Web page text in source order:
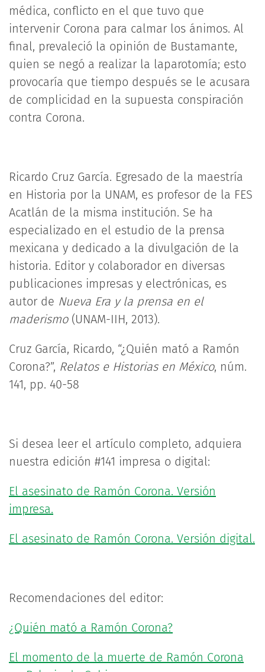
médica, conflicto en el que tuvo que
intervenir Corona para calmar los ánimos. Al
final, prevaleció la opinión de Bustamante,
quien se negó a realizar la laparotomía; esto
provocaría que tiempo después se le acusara
de complicidad en la supuesta conspiración
contra Corona.
Ricardo Cruz García. Egresado de la maestría
en Historia por la UNAM, es profesor de la FES
Acatlán de la misma institución. Se ha
especializado en el estudio de la prensa
mexicana y dedicado a la divulgación de la
historia. Editor y colaborador en diversas
publicaciones impresas y electrónicas, es
autor de Nueva Era y la prensa en el
maderismo(UNAM-IIH, 2013).
Cruz García, Ricardo, “¿Quién mató a Ramón
Corona?”, Relatos e Historias en México, núm.
141, pp. 40-58
Si desea leer el artículo completo, adquiera
nuestra edición #141 impresa o digital:
El asesinato de Ramón Corona. Versión
impresa.
El asesinato de Ramón Corona. Versión digital.
Recomendaciones del editor:
¿Quién mató a Ramón Corona?
El momento de la muerte de Ramón Corona